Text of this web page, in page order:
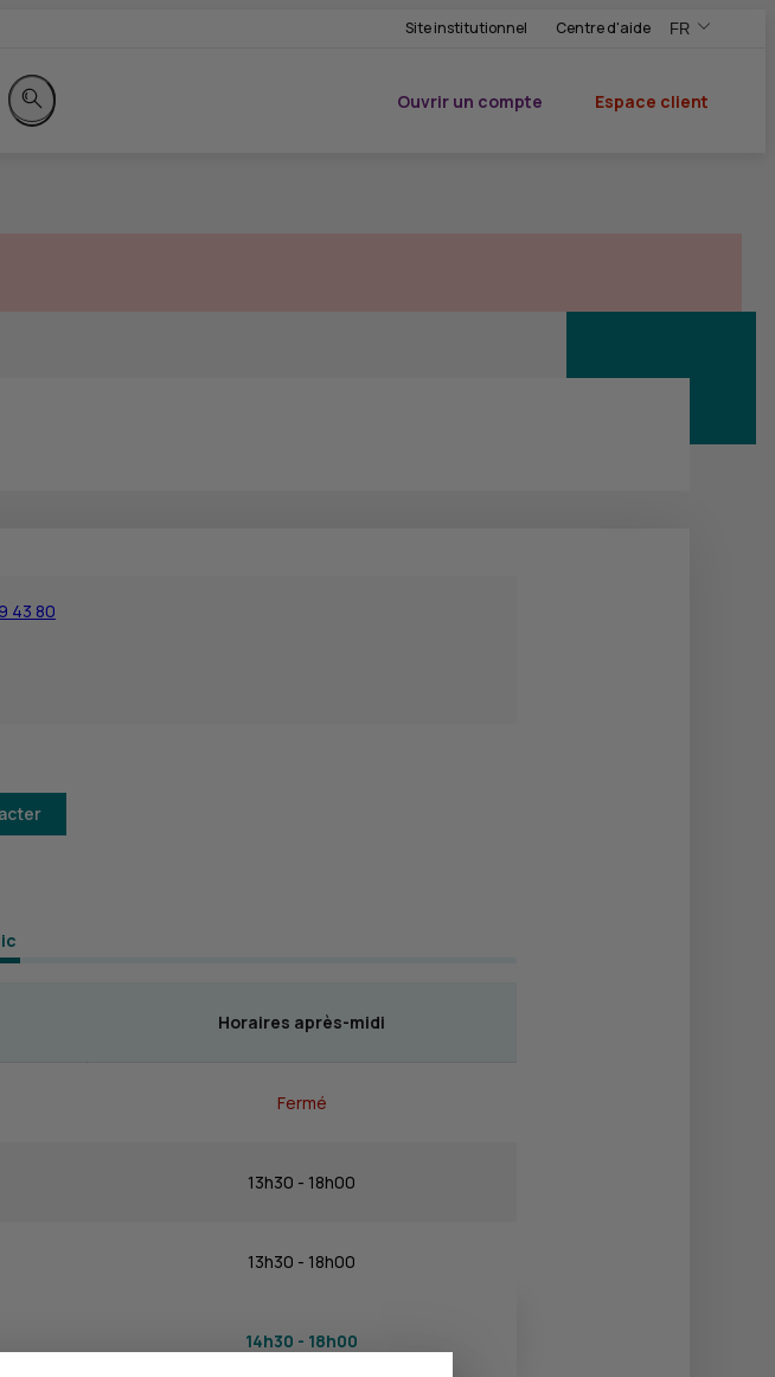
Site institutionnel Centre d'aide FR
,Version
,Changer de
Rechercher sur le site
Ouvrir un compte
Espace client
43 80
Horaires après-midi
Fermé
13h30 - 18h00
13h30 - 18h00
14h30 - 18h00